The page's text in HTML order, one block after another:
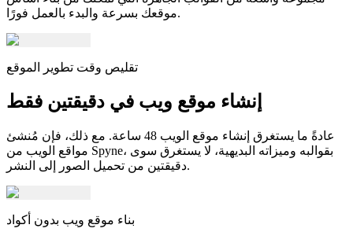
موقعك بسرعة والبدء بالعمل فورًا.
تقليص وقت تطوير الموقع
إنشاء موقع ويب في دقيقتين فقط
عادةً ما يستغرق إنشاء موقع الويب 48 ساعة. مع ذلك، فإن مُنشئ
مواقع الويب من Spyne، بقوالبه وميزاته البديهية، لا يستغرق سوى
دقيقتين من تحميل الصور إلى النشر.
بناء موقع ويب بدون أكواد